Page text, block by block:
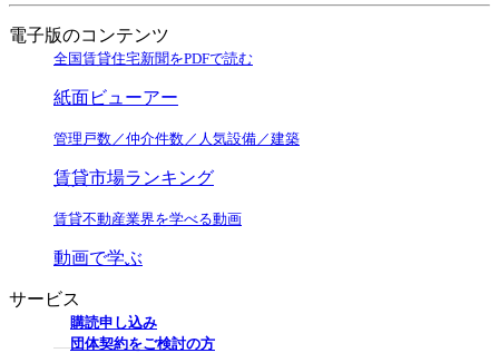
電子版のコンテンツ
全国賃貸住宅新聞をPDFで読む
紙面ビューアー
管理戸数／仲介件数／人気設備／建築
賃貸市場ランキング
賃貸不動産業界を学べる動画
動画で学ぶ
サービス
購読申し込み
団体契約をご検討の方